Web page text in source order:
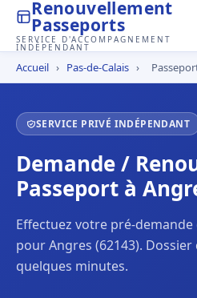
Renouvellement
Passeports
SERVICE D'ACCOMPAGNEMENT
INDÉPENDANT
Accueil › Pas-de-Calais ›
SERVICE PRIVÉ INDÉPENDANT
Demande /
Passeport à
Effectuez votre pré-
pour Angres (62143).
quelques minutes.